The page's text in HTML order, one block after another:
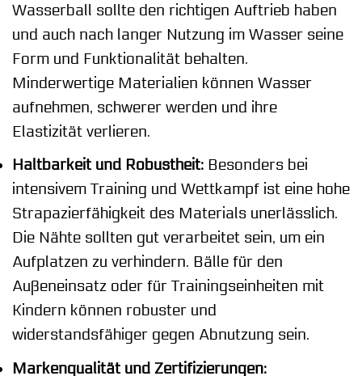
Wasserball sollte den richtigen Auftrieb haben
und auch nach langer Nutzung im Wasser seine
Form und Funktionalität behalten.
Minderwertige Materialien können Wasser
aufnehmen, schwerer werden und ihre
Elastizität verlieren.
Haltbarkeit und Robustheit: Besonders bei
intensivem Training und Wettkampf ist eine hohe
Strapazierfähigkeit des Materials unerlässlich.
Die Nähte sollten gut verarbeitet sein, um ein
Aufplatzen zu verhindern. Bälle für den
Außeneinsatz oder für Trainingseinheiten mit
Kindern können robuster und
widerstandsfähiger gegen Abnutzung sein.
Markenqualität und Zertifizierungen: